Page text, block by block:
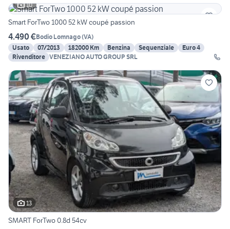
10
Smart ForTwo 1000 52 kW coupé passion
4.490 €Bodio Lomnago(VA)
Usato
07/2013 182000 Km Benzina Sequenziale
Euro 4
Rivenditore VENEZIANO AUTO GROUP SRL
13
SMART ForTwo 0.8d 54cv